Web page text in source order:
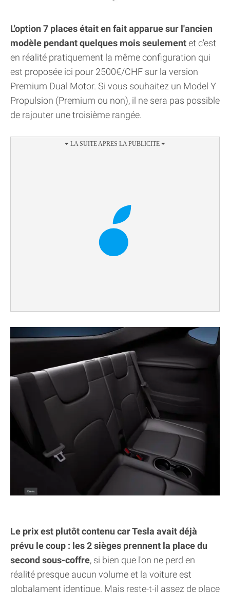
L'option 7 places était en fait apparue sur l'ancien
modèle pendant quelques mois seulementet c'est
en réalité pratiquement la même configuration qui
est proposée ici pour 2500€/CHF sur la version
Premium Dual Motor. Si vous souhaitez un Model Y
Propulsion (Premium ou non), il ne sera pas possible
de rajouter une troisième rangée.
Le prix est plutôt contenu car Tesla avait déjà
prévu le coup : les 2 sièges prennent la place du
second sous-coffre, si bien que l'on ne perd en
réalité presque aucun volume et la voiture est
globalament identique. Mais reste-t-il assez de place